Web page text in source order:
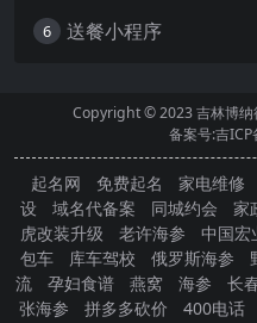
6 送餐小程序
Copyright © 2023吉林博
备案号:吉
起名网 免费起名 家电维修
设
域名代备案 同城约会 家
虎改装升级
老许海参 中国宏
包车
库车驾校 俄罗斯海参
流
孕妇食谱 燕窝 海参 长
张海参
拼多多砍价 400电话